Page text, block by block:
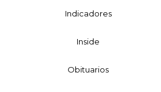
Indicadores
Inside
Obituarios